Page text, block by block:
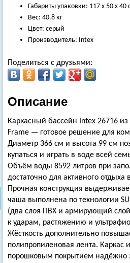
Габариты упаковки: 117 х 50 х 40
Вес: 40.8 кг
Цвет: серый
Производитель: Intex
Поделиться с друзьями:
Описание
Каркасный бассейн Intex 26716 из
Frame — готовое решение для
Диаметр 366 см и высота 99 см
купаться и играть в воде всей
Объём воды 8592 литров при
достаточно для активного отдыха
Прочная конструкция
чаша выполнена по технологии
(два слоя ПВХ и армирующий слой
к ударам, растяжению и
Жёсткость дополнительно
полипропиленовая лента. Каркас
порошковым покрытием надёжно